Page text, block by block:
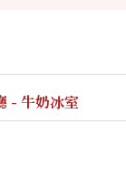
- 牛奶冰室